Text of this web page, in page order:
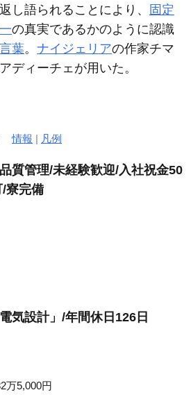
し語られることにより、
固定
の真実であるかのように認識
言葉。 ナイジェリアの作家チマ
ディーチェが用いた。
情報 | 凡例
質管理/未経験歓迎/入社祝金50
寮完備
気設計」/年間休日126日
万5,000円